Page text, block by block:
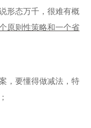
形态万千，很难有概
原则性策略和一个省
，要懂得做减法，特